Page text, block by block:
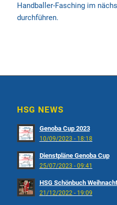
Handballer-Fasching im
durchführen.
HSG NEWS
Genoba Cup 2023
10/09/2023 - 18:18
Dienstpläne Genoba Cup
25/07/2023 - 09:41
HSG Schönbuch
21/12/2022 - 19:09